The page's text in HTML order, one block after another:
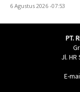
6 Agustus 2026 -07:53
PT.
Jl.
E-